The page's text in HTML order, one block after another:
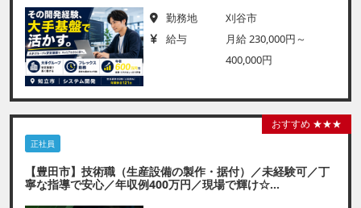
勤務地
刈谷市
給与
月給 230,000円～
400,000円
おすすめ ★★★
正社員
【豊田市】技術職（生産設備の製作・据付）／未経験可／丁
寧な指導で安心／年収例400万円／現場で輝け☆...